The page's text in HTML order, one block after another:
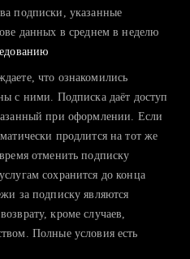
поиск и вручную поднимаете
и оценить шансы
подписки, указанные
данных в среднем в неделю
что ознакомились
с ними. Подписка даёт доступ
при оформлении. Если
продлится на тот же
отменить подписку
сохранится до конца
за подписку являются
кроме случаев,
Полные условия есть